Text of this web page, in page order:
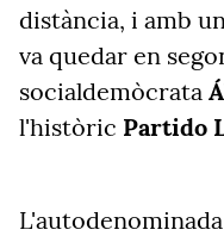
distància, i amb
va quedar en
socialdemòcrata
l'històric Partido
L'autodenominada